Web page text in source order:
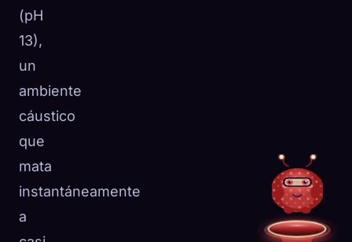
(pH
13),
un
ambiente
cáustico
que
mata
instantáneamente
a